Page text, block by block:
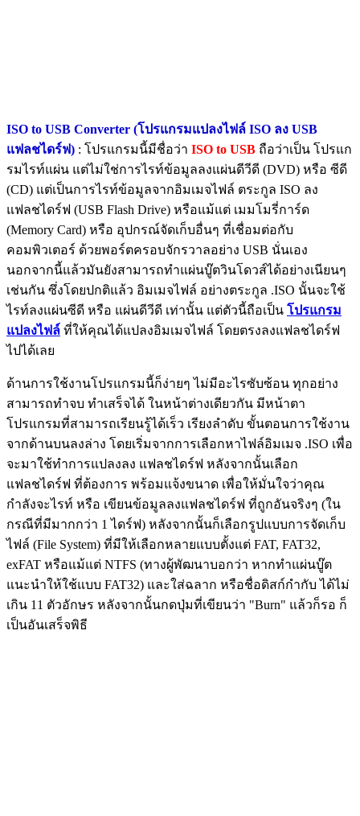
ISO to USB Converter (โปรแกรมแปลงไฟล์ ISO ลง USB
แฟลชไดร์ฟ) : โปรแกรมนี้มีชื่อว่า ISO to USB ถือว่าเป็น โปรแก
รมไรท์แผ่น แต่ไม่ใช่การไรท์ข้อมูลลงแผ่นดีวีดี (DVD) หรือ ซีดี
(CD) แต่เป็นการไรท์ข้อมูลจากอิมเมจไฟล์ ตระกูล ISO ลง
แฟลชไดร์ฟ (USB Flash Drive) หรือแม้แต่ เมมโมรี่การ์ด
(Memory Card) หรือ อุปกรณ์จัดเก็บอื่นๆ ที่เชื่อมต่อกับ
คอมพิวเตอร์ ด้วยพอร์ตครอบจักรวาลอย่าง USB นั่นเอง
นอกจากนี้แล้วมันยังสามารถทำแผ่นบู๊ตวินโดวส์ได้อย่างเนียนๆ
เช่นกัน ซึ่งโดยปกติแล้ว อิมเมจไฟล์ อย่างตระกูล .ISO นั้นจะใช้
ไรท์ลงแผ่นซีดี หรือ แผ่นดีวีดี เท่านั้น แต่ตัวนี้ถือเป็น โปรแกรม
แปลงไฟล์ ที่ให้คุณได้แปลงอิมเมจไฟล์ โดยตรงลงแฟลชไดร์ฟ
ไปได้เลย
ด้านการใช้งานโปรแกรมนี้ก็ง่ายๆ ไม่มีอะไรซับซ้อน ทุกอย่าง
สามารถทำจบ ทำเสร็จได้ ในหน้าต่างเดียวกัน มีหน้าตา
โปรแกรมที่สามารถเรียนรู้ได้เร็ว เรียงลำดับ ขั้นตอนการใช้งาน
จากด้านบนลงล่าง โดยเริ่มจากการเลือกหาไฟล์อิมเมจ .ISO เพื่อ
จะมาใช้ทำการแปลงลง แฟลชไดร์ฟ หลังจากนั้นเลือก
แฟลชไดร์ฟ ที่ต้องการ พร้อมแจ้งขนาด เพื่อให้มั่นใจว่าคุณ
กำลังจะไรท์ หรือ เขียนข้อมูลลงแฟลชไดร์ฟ ที่ถูกอันจริงๆ (ใน
กรณีที่มีมากกว่า 1 ไดร์ฟ) หลังจากนั้นก็เลือกรูปแบบการจัดเก็บ
ไฟล์ (File System) ที่มีให้เลือกหลายแบบตั้งแต่ FAT, FAT32,
exFAT หรือแม้แต่ NTFS (ทางผู้พัฒนาบอกว่า หากทำแผ่นบู๊ต
แนะนำให้ใช้แบบ FAT32) และใส่ฉลาก หรือชื่อดิสก์กำกับ ได้ไม่
เกิน 11 ตัวอักษร หลังจากนั้นกดปุ่มที่เขียนว่า "Burn" แล้วก็รอ ก็
เป็นอันเสร็จพิธี